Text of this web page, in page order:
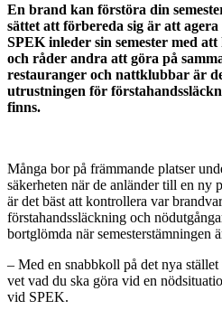
En brand kan förstöra din
sättet att förbereda sig är att
SPEK inleder sin semester med
och råder andra att göra på
restauranger och nattklubbar är
utrustningen för
finns.
Många bor på främmande platser
säkerheten när de anländer till en ny
är det bäst att kontrollera var
förstahandssläckning och
bortglömda när semesterstämningen
– Med en snabbkoll på det nya
vet vad du ska göra vid en
vid SPEK.